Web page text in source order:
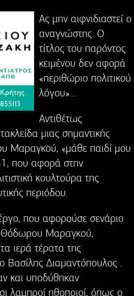
Ας μην αιφνιδιαστεί ο
αναγνώστης. Ο
τίτλος του παρόντος
κειμένου δεν αφορά
«περιθώριο πολιτικού
λόγου»...
Αντιθέτως
μιας σημαντικής
Μαραγκού, «μάθε παιδί μου
που αφορά στην
κουλτούρα της
περιόδου.
που αφορούσε σενάριο
Θόδωρου Μαραγκού,
ιερά τέρατα της
ο Βασίλης Διαμαντόπουλος .
και υποδύθηκαν
λαμπροί ηθοποιοί, όπως ο